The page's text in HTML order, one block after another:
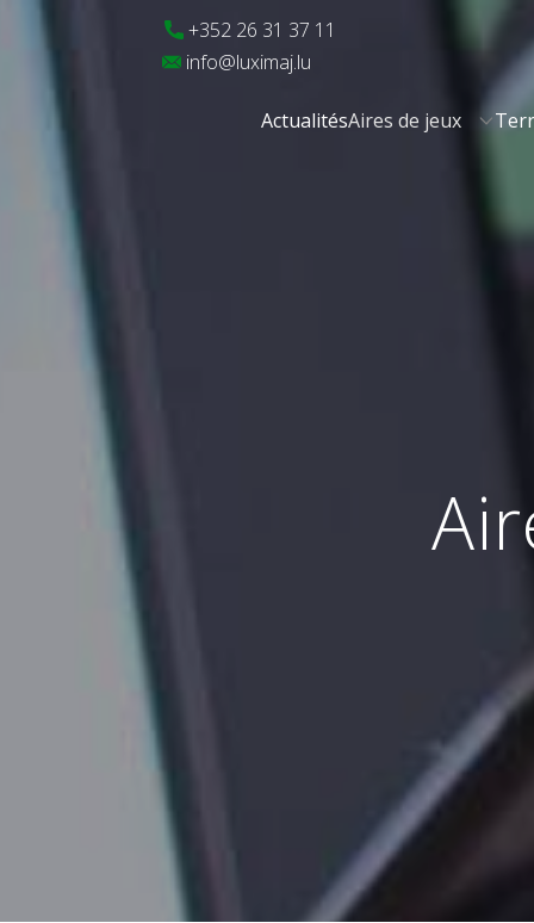
​+352 26 31 37 11
​info@luximaj.lu
ActualitésAires de jeux
A